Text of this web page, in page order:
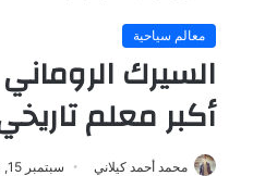
معالم سياحية
السيرك
أكبر معلم
محمد أحمد كيلاني سبتمبر 15, 2024